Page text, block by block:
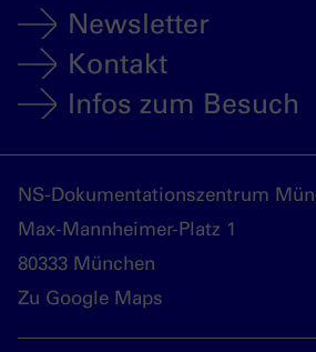
Newsletter
Kontakt
Infos zum Besuch
NS-Dokumentationszentrum
Max-Mannheimer-Platz 1
80333 München
Zu Google Maps